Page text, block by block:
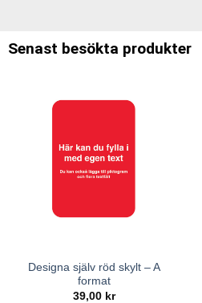
Senast besökta produkter
Designa själv röd skylt – A
format
39,00 kr